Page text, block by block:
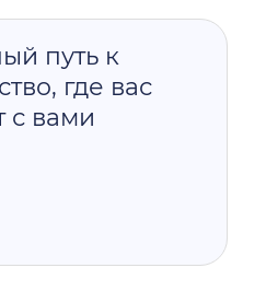
путь к
где вас
с вами